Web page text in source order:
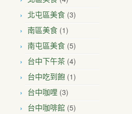
北屯區美食 (3)
南區美食 (1)
南屯區美食 (5)
台中下午茶 (4)
台中吃到飽 (1)
台中咖哩 (3)
台中咖啡館 (5)